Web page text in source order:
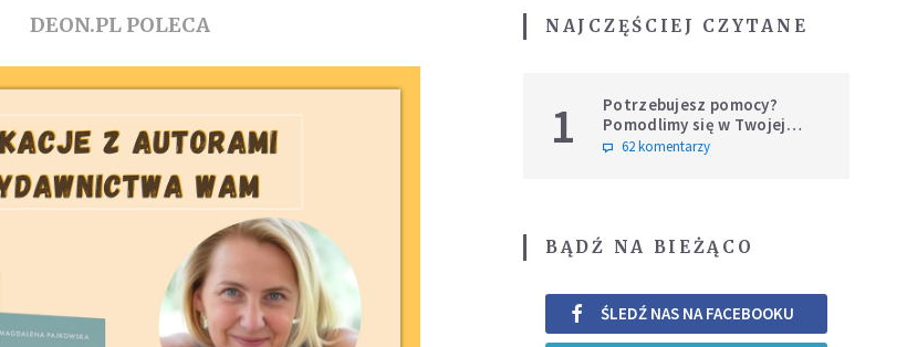
DEON.PL POLECA NAJCZĘŚCIEJ CZYTANE
1
Potrzebujesz pomocy?
Pomodlimy się w Twojej
intencji
62 komentarzy
BĄDŹ NA BIEŻĄCO
ŚLEDŹ NAS NA FACEBOOKU